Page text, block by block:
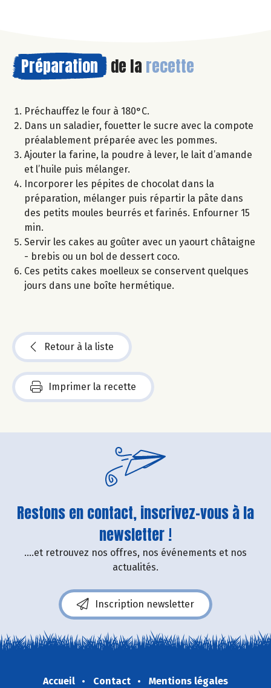
Préparation de la recette
Préchauffez le four à 180°C.
Dans un saladier, fouetter le sucre avec la compote
préalablement préparée avec les pommes.
Ajouter la farine, la poudre à lever, le lait d’amande
et l’huile puis mélanger.
Incorporer les pépites de chocolat dans la
préparation, mélanger puis répartir la pâte dans
des petits moules beurrés et farinés. Enfourner 15
min.
Servir les cakes au goûter avec un yaourt châtaigne
- brebis ou un bol de dessert coco.
Ces petits cakes moelleux se conservent quelques
jours dans une boîte hermétique.
Retour à la liste
Imprimer la recette
Restons en contact, inscrivez-vous à la
newsletter !
....et retrouvez nos offres, nos événements et nos
actualités.
Inscription newsletter
Accueil Contact
Mentions légales